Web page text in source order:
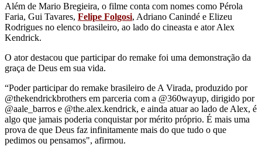
Além de Mario Bregieira, o filme conta com nomes como Pérola
Faria, Gui Tavares, Felipe Folgosi, Adriano Canindé e Elizeu
Rodrigues no elenco brasileiro, ao lado do cineasta e ator Alex
Kendrick.
O ator destacou que participar do remake foi uma demonstração da
graça de Deus em sua vida.
“Poder participar do remake brasileiro de A Virada, produzido por
@thekendrickbrothers em parceria com a @360wayup, dirigido por
@aale_barros e @the.alex.kendrick, e ainda atuar ao lado de Alex, é
algo que jamais poderia conquistar por mérito próprio. É mais uma
prova de que Deus faz infinitamente mais do que tudo o que
pedimos ou pensamos", afirmou.